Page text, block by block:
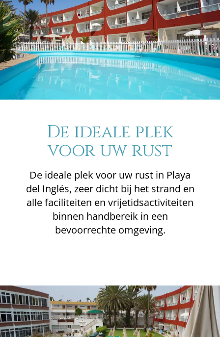
De ideale plek
voor uw rust
De ideale plek voor uw rust in Playa
del Inglés, zeer dicht bij het strand en
alle faciliteiten en vrijetidsactiviteiten
binnen handbereik in een
bevoorrechte omgeving.